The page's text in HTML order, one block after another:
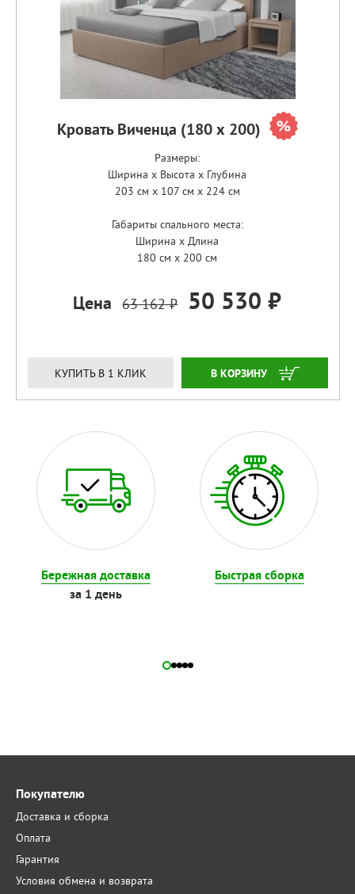
Кровать Виченца (180 х 200)
Размеры:
Ширина x Высота x Глубина
203 см x 107 см x 224 см
Габариты спального места:
Ширина x Длина
180 см x 200 см
Цена 63 162 ₽ 50 530 ₽
КУПИТЬ В 1 КЛИК ЗАКАЗАТЬ
Бережная доставка
за 1 день
Быстрая сборка
Покупателю
Доставка и сборка
Оплата
Гарантия
Условия обмена и возврата